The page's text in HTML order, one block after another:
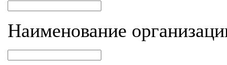
Наименование